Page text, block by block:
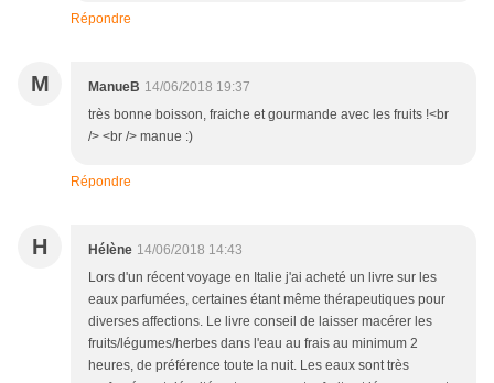
Répondre
M ManueB 14/06/2018 19:37
très bonne boisson, fraiche et gourmande avec les fruits !<br
/> <br /> manue :)
Répondre
H Hélène 14/06/2018 14:43
Lors d'un récent voyage en Italie j'ai acheté un livre sur les
eaux parfumées, certaines étant même thérapeutiques pour
diverses affections. Le livre conseil de laisser macérer les
fruits/légumes/herbes dans l'eau au frais au minimum 2
heures, de préférence toute la nuit. Les eaux sont très